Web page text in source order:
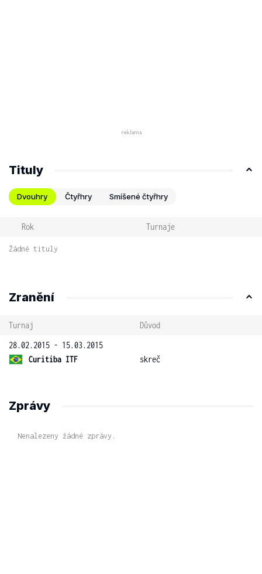
Tituly
Dvouhry Čtyřhry Smíšené čtyřhry
Rok Turnaje
Žádné tituly
Zranění
Turnaj
Důvod
28.02.2015 - 15.03.2015
Curitiba ITF
skreč
Zprávy
Nenalezeny žádné zprávy.